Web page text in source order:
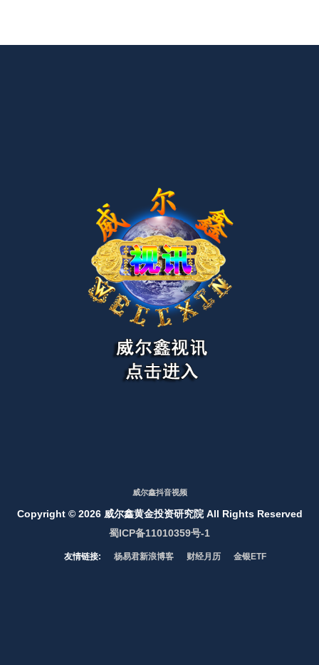
威尔鑫抖音视频
Copyright © 2026 威尔鑫黄金投资研究院 All Rights Reserved
蜀ICP备11010359号-1
友情链接: 杨易君新浪博客 财经月历 金银ETF